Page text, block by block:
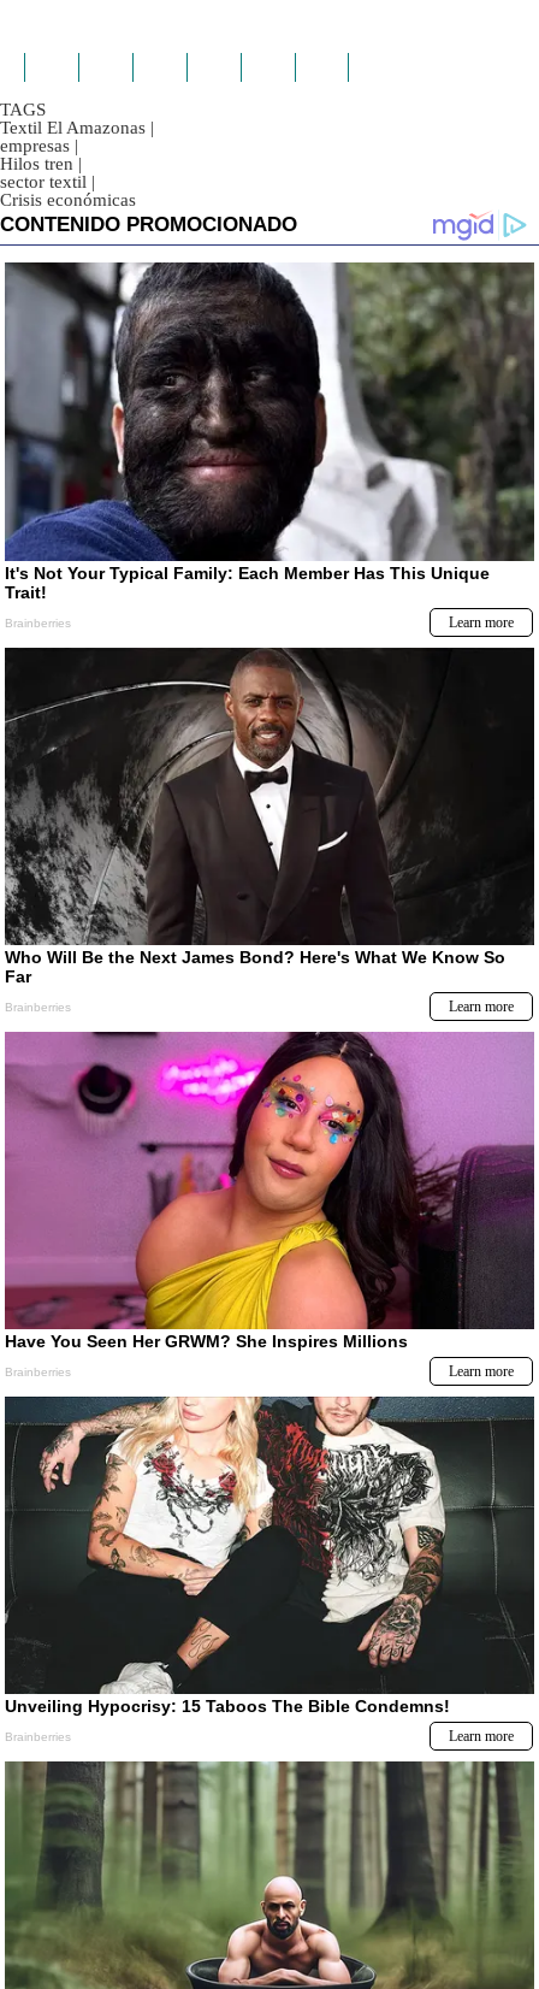
TAGS
Textil El Amazonas |
empresas |
Hilos tren |
sector textil |
Crisis económicas